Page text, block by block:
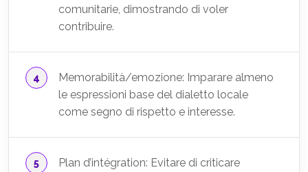
comunitarie, dimostrando di voler
contribuire.
Memorabilità/emozione: Imparare almeno
le espressioni base del dialetto locale
come segno di rispetto e interesse.
Plan d’intégration: Evitare di criticare